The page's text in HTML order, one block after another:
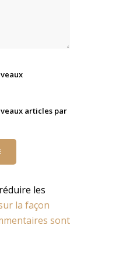
articles par
les
la façon
sont